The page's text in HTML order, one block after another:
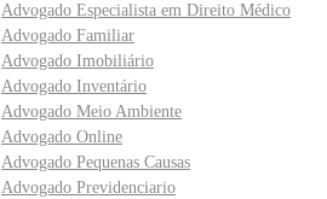
Advogado Especialista em Direito Médico
Advogado Familiar
Advogado Imobiliário
Advogado Inventário
Advogado Meio Ambiente
Advogado Online
Advogado Pequenas Causas
Advogado Previdenciario